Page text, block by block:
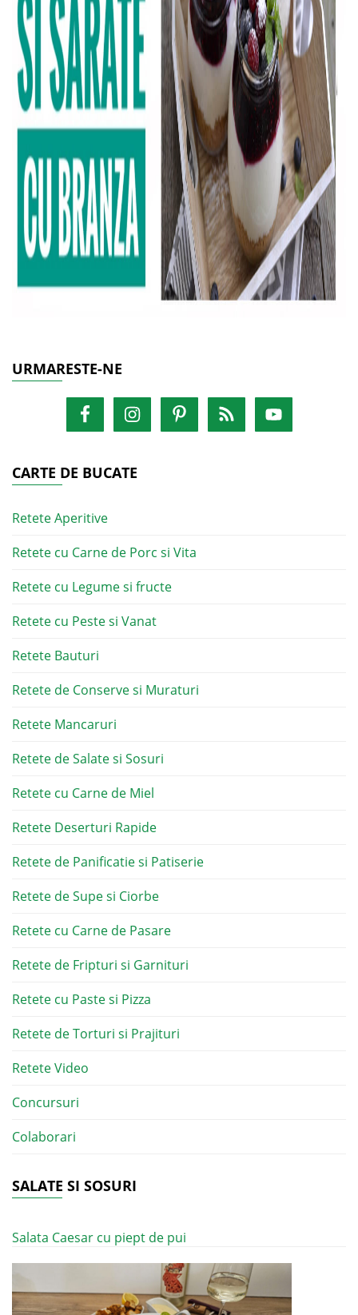
URMARESTE-NE
CARTE DE BUCATE
Retete Aperitive
Retete cu Carne de Porc si Vita
Retete cu Legume si fructe
Retete cu Peste si Vanat
Retete Bauturi
Retete de Conserve si Muraturi
Retete Mancaruri
Retete de Salate si Sosuri
Retete cu Carne de Miel
Retete Deserturi Rapide
Retete de Panificatie si Patiserie
Retete de Supe si Ciorbe
Retete cu Carne de Pasare
Retete de Fripturi si Garnituri
Retete cu Paste si Pizza
Retete de Torturi si Prajituri
Retete Video
Concursuri
Colaborari
SALATE SI SOSURI
Salata Caesar cu piept de pui